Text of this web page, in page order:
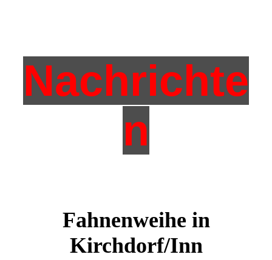
Nachrichte
n
Fahnenweihe in
Kirchdorf/Inn